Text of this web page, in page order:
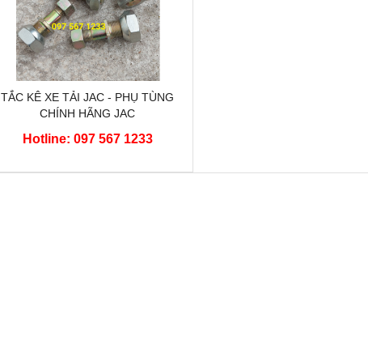
TẮC KÊ XE TẢI JAC - PHỤ TÙNG
CHÍNH HÃNG JAC
Hotline: 097 567 1233